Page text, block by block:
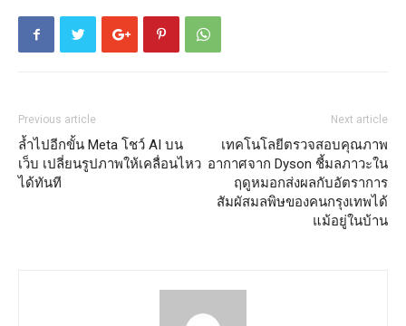
Previous article
ล้ำไปอีกขั้น Meta โชว์ AI บน
เว็บ เปลี่ยนรูปภาพให้เคลื่อนไหว
ได้ทันที
Next article
เทคโนโลยีตรวจสอบคุณภาพ
อากาศจาก Dyson ชี้มลภาวะใน
ฤดูหมอกส่งผลกับอัตราการ
สัมผัสมลพิษของคนกรุงเทพได้
แม้อยู่ในบ้าน